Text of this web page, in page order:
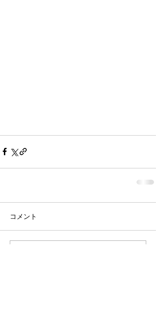
コメント